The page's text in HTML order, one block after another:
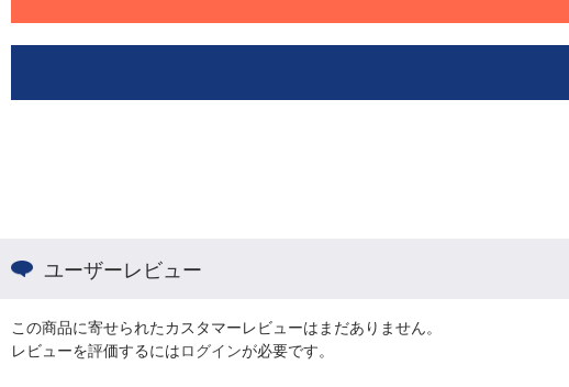
ユーザーレビュー
この商品に寄せられたカスタマーレビューはまだありません。
レビューを評価するにはログインが必要です。